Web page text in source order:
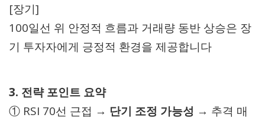
[장기]
100일선 위 안정적 흐름과 거래량 동반 상승은 장
기 투자자에게 긍정적 환경을 제공합니다
3. 전략 포인트 요약
① RSI 70선 근접 → 단기 조정 가능성 → 추격 매